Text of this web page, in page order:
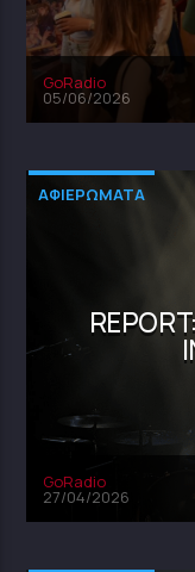
GoRadio
05/06/2026
ΑΦΙΕΡΩΜΑΤΑ
GoRadio
27/04/2026